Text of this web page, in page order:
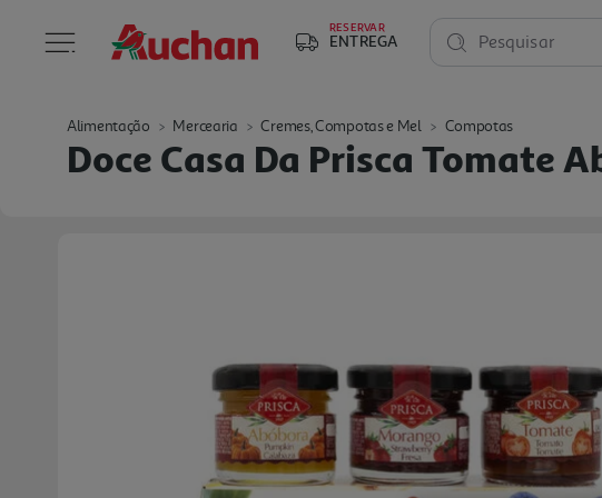
RESERVAR
ENTREGA Pesquisar
Alimentação Mercearia Cremes, Compotas e Mel Compotas
Doce Casa Da Prisca Tomate